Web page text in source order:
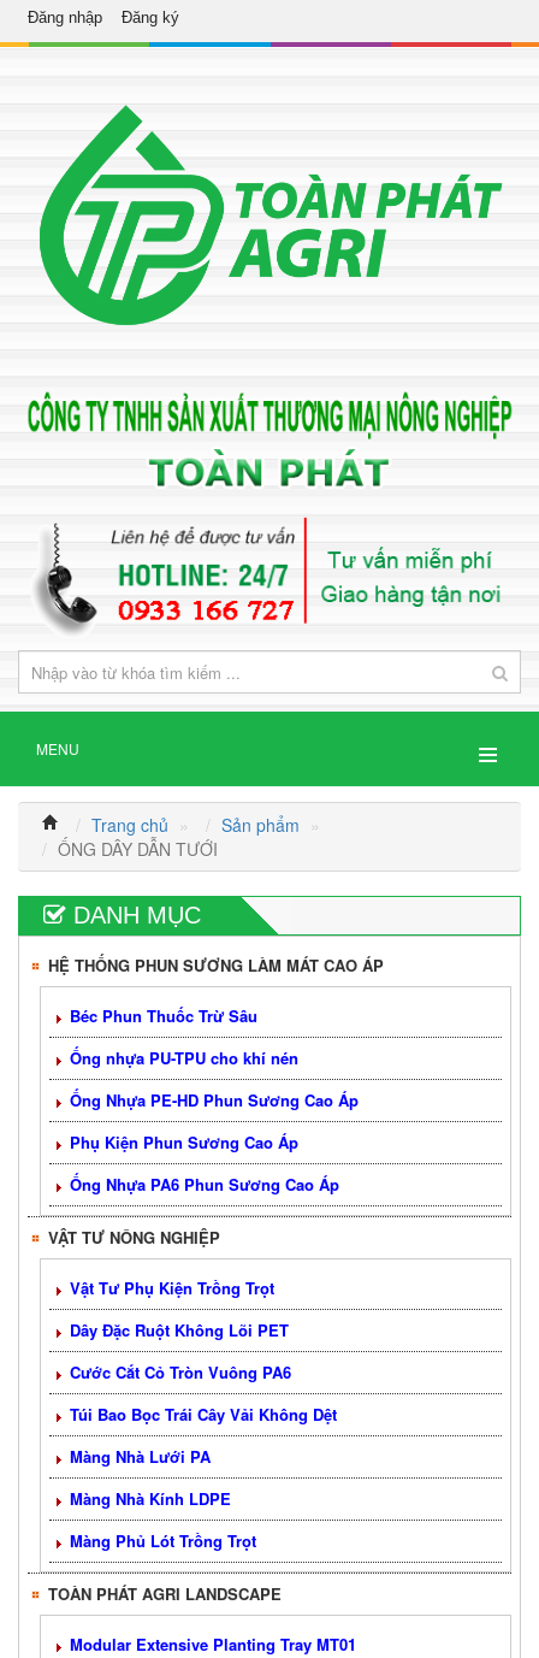
Đăng nhập Đăng ký
MENU
Trang chủ » Sản phẩm »
ỐNG DÂY DẪN TƯỚI
DANH MỤC
HỆ THỐNG PHUN SƯƠNG LÀM MÁT CAO ÁP
Béc Phun Thuốc Trừ Sâu
Ống nhựa PU-TPU cho khí nén
Ống Nhựa PE-HD Phun Sương Cao Áp
Phụ Kiện Phun Sương Cao Áp
Ống Nhựa PA6 Phun Sương Cao Áp
VẬT TƯ NÔNG NGHIỆP
Vật Tư Phụ Kiện Trồng Trọt
Dây Đặc Ruột Không Lõi PET
Cước Cắt Cỏ Tròn Vuông PA6
Túi Bao Bọc Trái Cây Vải Không Dệt
Màng Nhà Lưới PA
Màng Nhà Kính LDPE
Màng Phủ Lót Trồng Trọt
TOÀN PHÁT AGRI LANDSCAPE
Modular Extensive Planting Tray MT01